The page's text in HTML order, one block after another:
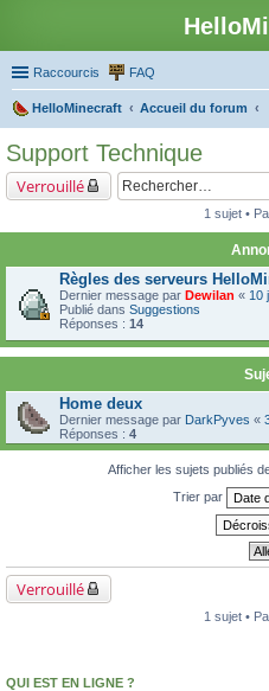
Raccourcis FAQ
HelloMinecraft
Accueil du forum
Support Technique
Verrouillé
1 sujet •
Règles des serveurs
Dernier message par Dewilan « 10
Publié dans Suggestions
Réponses : 14
Home deux
Dernier message par DarkPyves «
Réponses : 4
Afficher les sujets publiés
Trier par
Verrouillé
1 sujet •
QUI EST EN LIGNE ?